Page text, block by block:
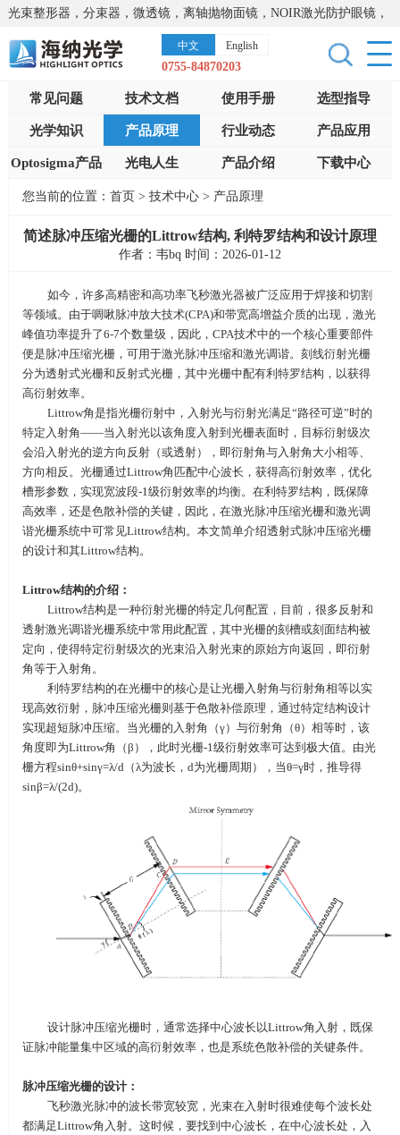
光束整形器，分束器，微透镜，离轴抛物面镜，NOIR激光防护眼镜，
太阳能模拟器，显微镜载物台，激光器，光谱仪，红外热像仪，激光
晶体
中文 English
0755-84870203
常见问题 技术文档 使用手册 选型指导
光学知识 产品原理 行业动态 产品应用
Optosigma产品 光电人生 产品介绍 下载中心
您当前的位置： 首页 > 技术中心 > 产品原理
简述脉冲压缩光栅的Littrow结构, 利特罗结构和设计原理
作者：韦bq 时间：2026-01-12
如今，许多高精密和高功率飞秒激光器被广泛应用于焊接和切割
等领域。由于啁啾脉冲放大技术(CPA)和带宽高增益介质的出现，激光
峰值功率提升了6-7个数量级，因此， CPA技术中的一个核心重要部件
便是脉冲压缩光栅，可用于激光脉冲压缩和激光调谐。刻线衍射光栅
分为透射式光栅和反射式光栅，其中光栅中配有利特罗结构，以获得
高衍射效率。
Littrow角是指光栅衍射中，入射光与衍射光满足“路径可逆”时的
特定入射角——当入射光以该角度入射到光栅表面时，目标衍射级次
会沿入射光的逆方向反射（或透射），即衍射角与入射角大小相等、
方向相反。光栅通过Littrow角匹配中心波长，获得高衍射效率，优化
槽形参数，实现宽波段-1级衍射效率的均衡。在利特罗结构，既保障
高效率，还是色散补偿的关键，因此，在激光脉冲压缩光栅和激光调
谐光栅系统中可常见Littrow结构。本文简单介绍透射式脉冲压缩光栅
的设计和其Littrow结构。
Littrow结构的介绍：
Littrow结构是一种衍射光栅的特定几何配置，目前，很多反射和
透射激光调谐光栅系统中常用此配置，其中光栅的刻槽或刻面结构被
定向，使得特定衍射级次的光束沿‌入射光束的原始方向返回‌，即衍射
角等于入射角。‌
利特罗结构的在光栅中的核心是让光栅入射角与衍射角相等以实
现高效衍射，脉冲压缩光栅则基于色散补偿原理，通过特定结构设计
实现超短脉冲压缩。当光栅的入射角（γ）与衍射角（θ）相等时，该
角度即为Littrow角（β），此时光栅-1级衍射效率可达到极大值。由光
栅方程sinθ+sinγ=λ/d（λ为波长， d为光栅周期），当θ=γ时，推导得
sinβ=λ/(2d)。
设计脉冲压缩光栅时，通常选择中心波长以Littrow角入射，既保
证脉冲能量集中区域的高衍射效率，也是系统色散补偿的关键条件。
脉冲压缩光栅的设计：
飞秒激光脉冲的波长带宽较宽，光束在入射时很难使每个波长处
都满足Littrow角入射。这时候，要找到中心波长，在中心波长处，入